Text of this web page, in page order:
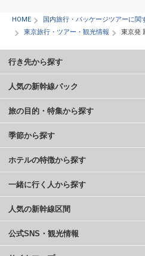
HOME
国内旅行・パッケージツアーに関
東京旅行・ツアー・観光情報
東京発
行き先から探す
人気の新幹線パック
旅の目的・特集から探す
季節から探す
ホテルの特徴から探す
一緒に行く人から探す
人気の新幹線区間
公式SNS・観光情報